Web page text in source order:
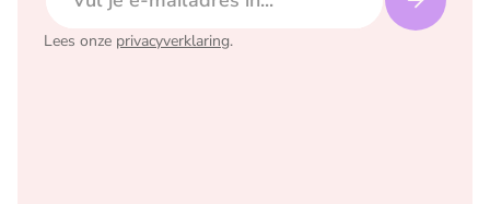
Lees onze privacyverklaring.